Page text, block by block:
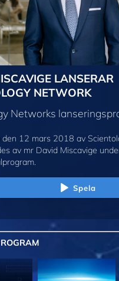
LANSERAR
NETWORK
Networks
den 12 mars 2018 av
av mr David Miscavige
Spela